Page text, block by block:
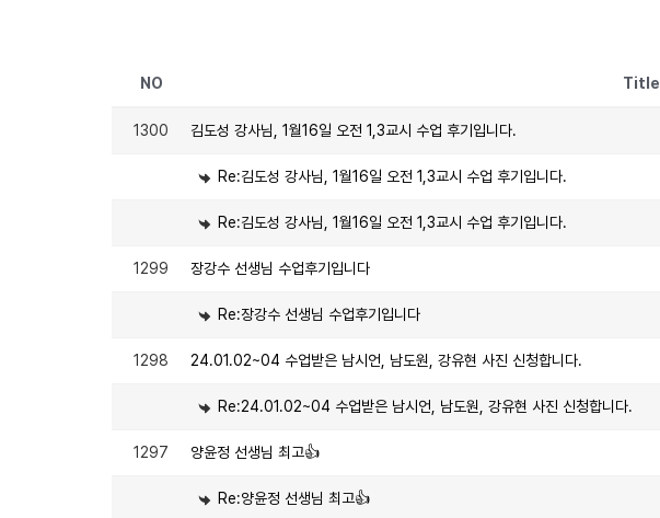
NO Title
1300 김도성 강사님, 1월16일 오전 1,3교시 수업 후기입니다.
Re:김도성 강사님, 1월16일 오전 1,3교시 수업 후기입니다.
Re:김도성 강사님, 1월16일 오전 1,3교시 수업 후기입니다.
1299 장강수 선생님 수업후기입니다
Re:장강수 선생님 수업후기입니다
1298 24.01.02~04 수업받은 남시언, 남도원, 강유현 사진 신청합니다.
Re:24.01.02~04 수업받은 남시언, 남도원, 강유현 사진 신청합니다.
1297 양윤정 선생님 최고👍
Re:양윤정 선생님 최고👍